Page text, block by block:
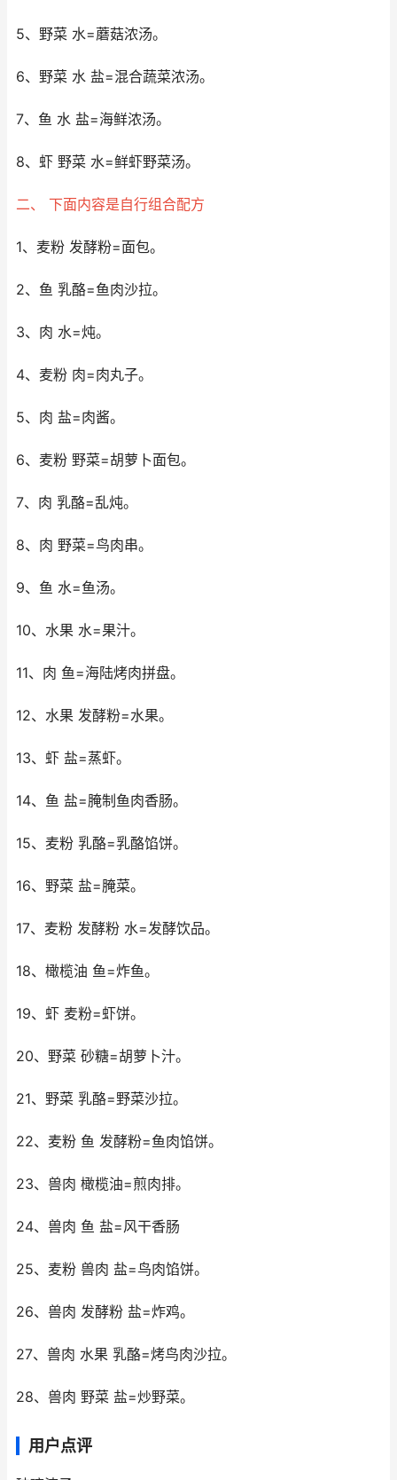
5、野菜 水=蘑菇浓汤。
6、野菜 水 盐=混合蔬菜浓汤。
7、鱼 水 盐=海鲜浓汤。
8、虾 野菜 水=鲜虾野菜汤。
二、 下面内容是自行组合配方
1、麦粉 发酵粉=面包。
2、鱼 乳酪=鱼肉沙拉。
3、肉 水=炖。
4、麦粉 肉=肉丸子。
5、肉 盐=肉酱。
6、麦粉 野菜=胡萝卜面包。
7、肉 乳酪=乱炖。
8、肉 野菜=鸟肉串。
9、鱼 水=鱼汤。
10、水果 水=果汁。
11、肉 鱼=海陆烤肉拼盘。
12、水果 发酵粉=水果。
13、虾 盐=蒸虾。
14、鱼 盐=腌制鱼肉香肠。
15、麦粉 乳酪=乳酪馅饼。
16、野菜 盐=腌菜。
17、麦粉 发酵粉 水=发酵饮品。
18、橄榄油 鱼=炸鱼。
19、虾 麦粉=虾饼。
20、野菜 砂糖=胡萝卜汁。
21、野菜 乳酪=野菜沙拉。
22、麦粉 鱼 发酵粉=鱼肉馅饼。
23、兽肉 橄榄油=煎肉排。
24、兽肉 鱼 盐=风干香肠
25、麦粉 兽肉 盐=鸟肉馅饼。
26、兽肉 发酵粉 盐=炸鸡。
27、兽肉 水果 乳酪=烤鸟肉沙拉。
28、兽肉 野菜 盐=炒野菜。
用户点评